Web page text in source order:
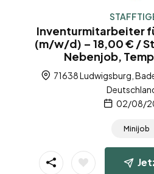
Inventurmitarbeiter
(m/w/d) – 18,00 € /
Nebenjob,
71638 Ludwigsburg,
02/08/
Minijob